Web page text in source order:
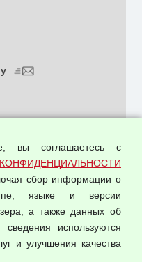
данных
вы соглашаетесь с
сбор информации о
языке и версии
а также данных об
сведения используются
и улучшения качества